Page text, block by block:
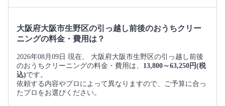
大阪府大阪市生野区の引っ越し前後のおうちクリー
ニングの料金・費用は？
2026年08月09日 現在、 大阪府大阪市生野区の引っ越し前後
のおうちクリーニングの料金・費用は、 13,800～63,250円(税
込)です。
依頼する内容やプロによって異なりますので、ご予算に合っ
たプロをお選びください。